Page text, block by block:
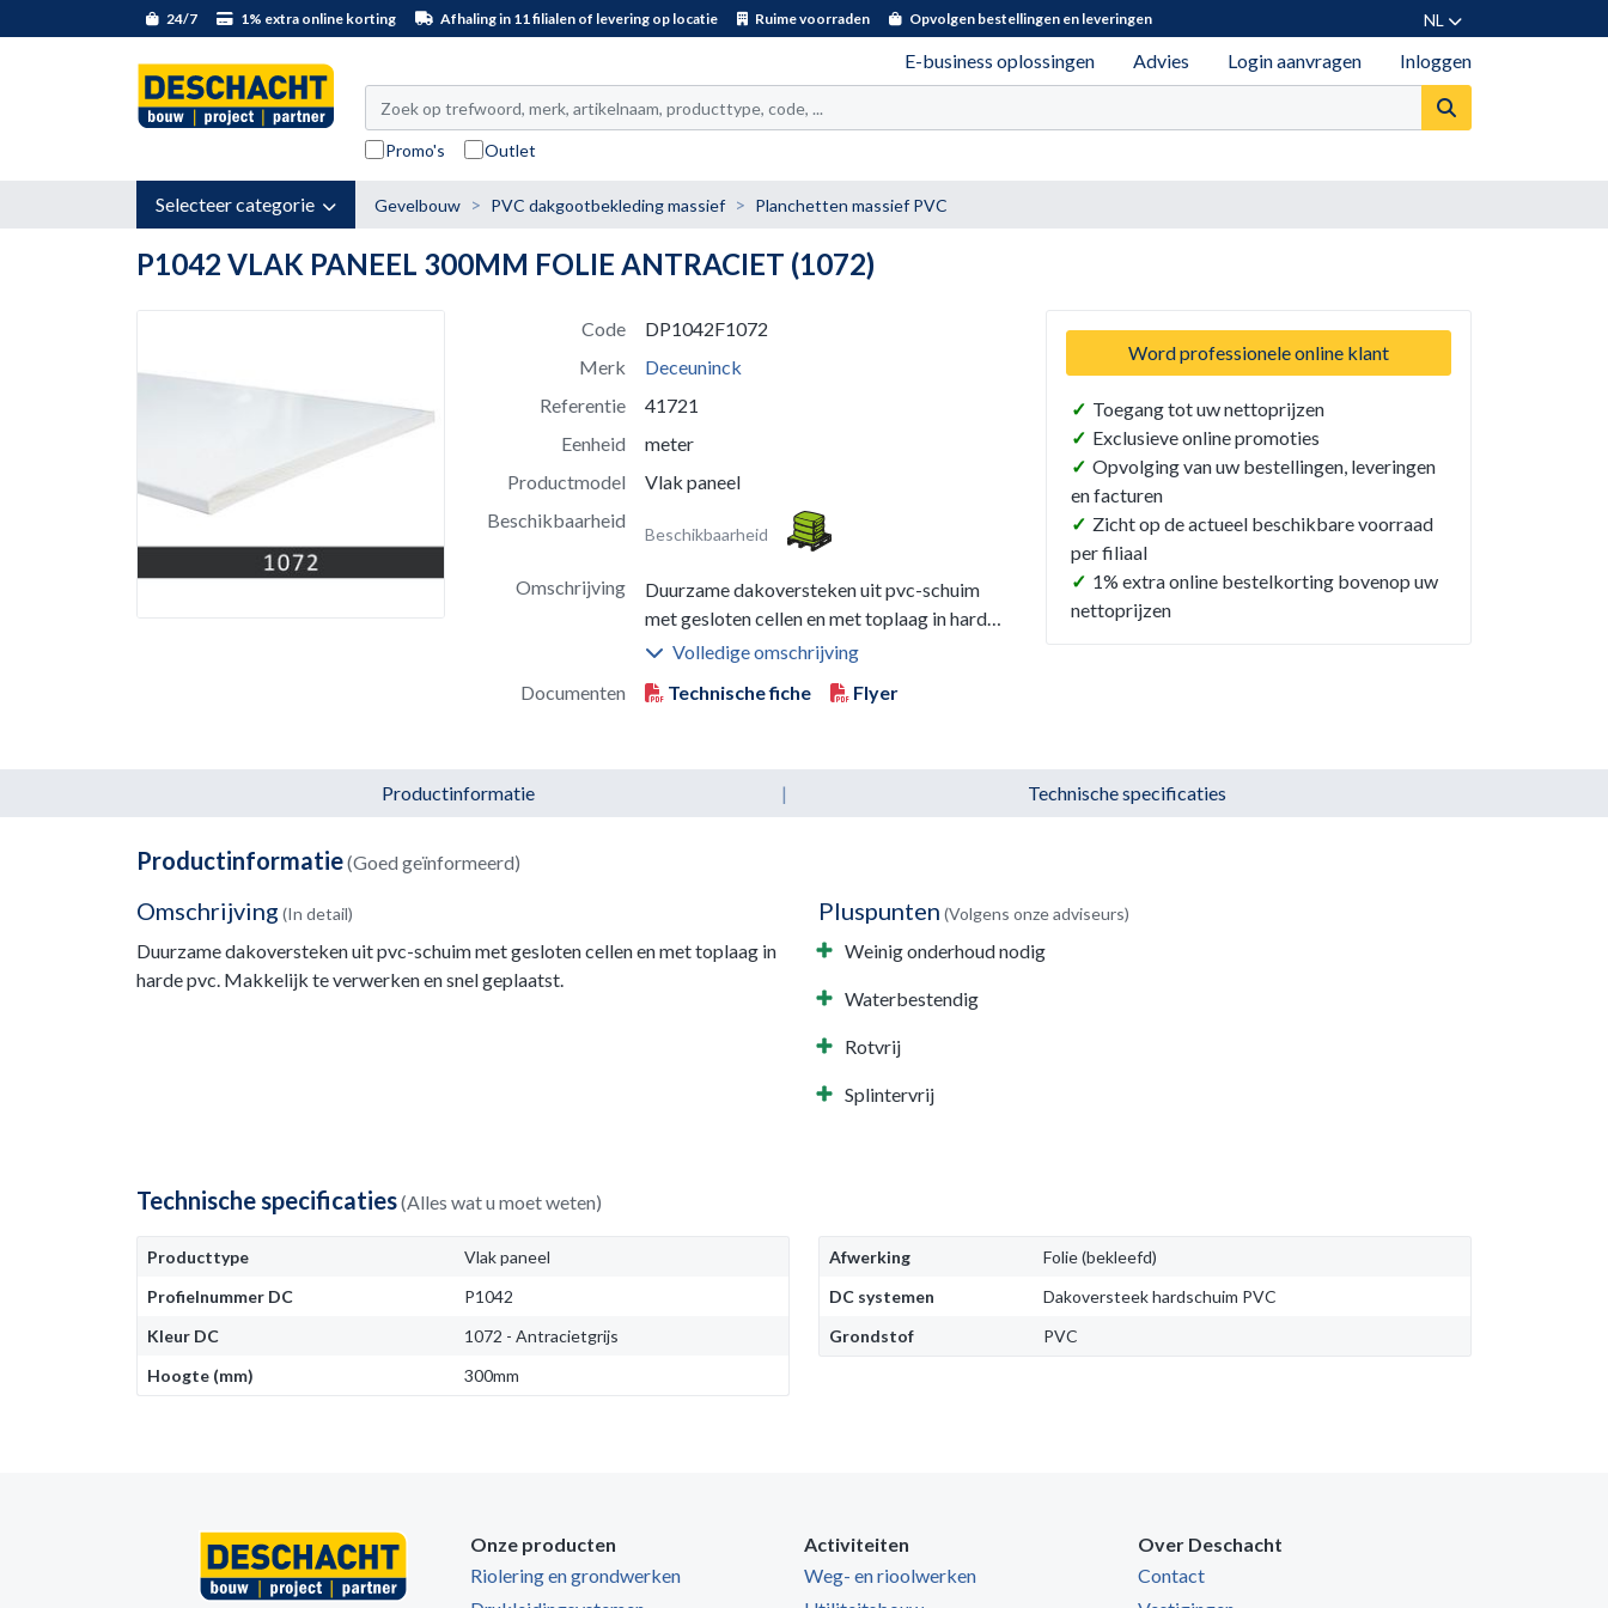
24/7 1% extra online korting Afhaling in 11 filialen of levering op locatie Ruime voorraden Opvolgen bestellingen en leveringen NL
E-business oplossingen Advies Login aanvragen Inloggen
Promo's Outlet
Selecteer categorie Gevelbouw PVC dakgootbekleding massief Planchetten massief PVC
P1042 VLAK PANEEL 300MM FOLIE ANTRACIET (1072)
Code
DP1042F1072
Merk
Deceuninck
Referentie
41721
Eenheid
meter
Productmodel
Vlak paneel
Beschikbaarheid
Beschikbaarheid
Omschrijving
Duurzame dakoversteken uit pvc-schuim
met gesloten cellen en met toplaag in harde
pvc. Makkelijk te verwerken en snel
Volledige omschrijving
Documenten
Technische fiche Flyer
Word professionele online klant
✓ Toegang tot uw nettoprijzen
✓ Exclusieve online promoties
✓ Opvolging van uw bestellingen, leveringen
en facturen
✓ Zicht op de actueel beschikbare voorraad
per filiaal
✓ 1% extra online bestelkorting bovenop uw
nettoprijzen
Productinformatie | Technische specificaties
Productinformatie(Goed geïnformeerd)
Omschrijving (In detail)
Duurzame dakoversteken uit pvc-schuim met gesloten cellen en met toplaag in
harde pvc. Makkelijk te verwerken en snel geplaatst.
Pluspunten (Volgens onze adviseurs)
Weinig onderhoud nodig
Waterbestendig
Rotvrij
Splintervrij
Technische specificaties(Alles wat u moet weten)
Producttype
Vlak paneel
Profielnummer DC
P1042
Kleur DC
1072 - Antracietgrijs
Hoogte (mm)
300mm
Afwerking
Folie (bekleefd)
DC systemen
Dakoversteek hardschuim PVC
Grondstof
PVC
Onze producten
Riolering en grondwerken
Activiteiten
Weg- en rioolwerken
Over Deschacht
Contact